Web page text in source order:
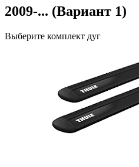
2009-... (Вариант 1)
Выберите комплект дуг